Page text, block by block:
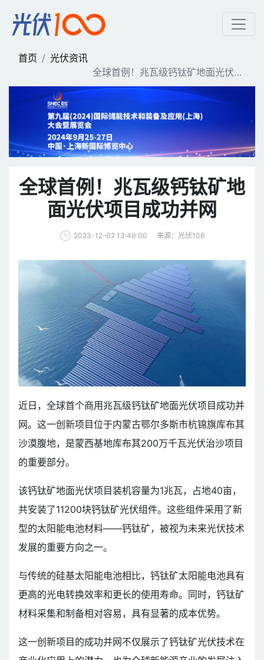
全球首例！兆瓦级钙钛
首页
光伏资讯
全球首例！兆瓦级钙钛矿地面光伏项
目成功并网
全球首例！兆瓦级钙钛矿地
面光伏项目成功并网
2023-12-02 13:40:00 来源：光伏100
近日，全球首个商用兆瓦级钙钛矿地面光伏项目成功并
网。这一创新项目位于内蒙古鄂尔多斯市杭锦旗库布其
沙漠腹地，是蒙西基地库布其200万千瓦光伏治沙项目
的重要部分。
该钙钛矿地面光伏项目装机容量为1兆瓦，占地40亩，
共安装了11200块钙钛矿光伏组件。这些组件采用了新
型的太阳能电池材料——钙钛矿，被视为未来光伏技术
发展的重要方向之一。
与传统的硅基太阳能电池相比，钙钛矿太阳能电池具有
更高的光电转换效率和更长的使用寿命。同时，钙钛矿
材料采集和制备相对容易，具有显著的成本优势。
这一创新项目的成功并网不仅展示了钙钛矿光伏技术在